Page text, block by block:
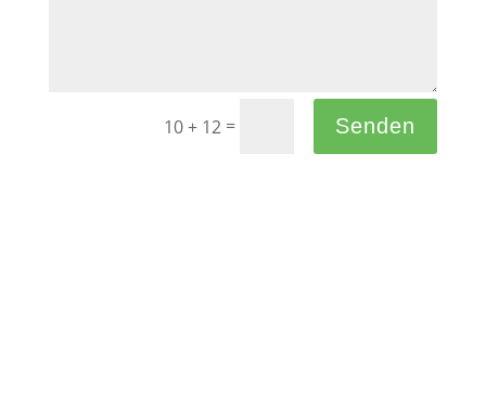
10 + 12 = Senden